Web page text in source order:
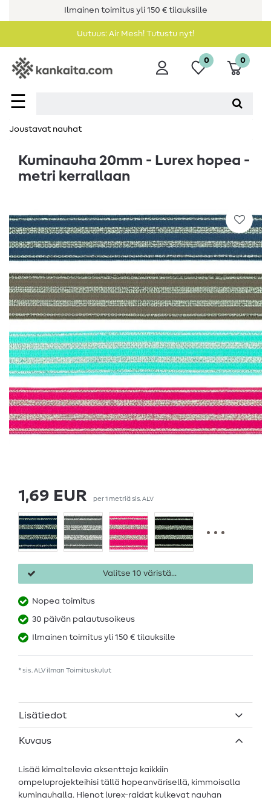
Ilmainen toimitus yli 150 € tilauksille
Uutuus: Air Mesh! Tutustu nyt!
☰
0 0
Joustavat nauhat
Kuminauha 20mm - Lurex hopea -
metri kerrallaan
1,69 EUR per1 metriäsis. ALV
Valitse 10 väristä...
Nopea toimitus
30 päivän palautusoikeus
Ilmainen toimitus yli 150 € tilauksille
* sis. ALV ilman Toimituskulut
Lisätiedot
Kuvaus
Lisää kimaltelevia aksentteja kaikkiin
ompeluprojekteihisi tällä hopeanvärisellä, kimmoisalla
kuminauhalla. Hienot lurex-raidat kulkevat nauhan